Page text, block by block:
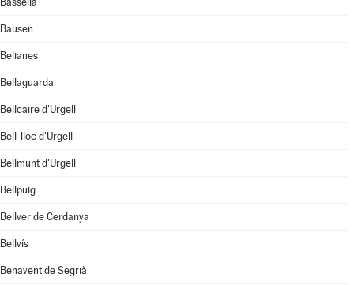
Bausen
Belianes
Bellaguarda
Bellcaire d'Urgell
Bell-lloc d'Urgell
Bellmunt d'Urgell
Bellpuig
Bellver de Cerdanya
Bellvís
Benavent de Segrià